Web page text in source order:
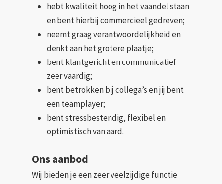
hebt kwaliteit hoog in het vaandel staan
en bent hierbij commercieel gedreven;
neemt graag verantwoordelijkheid en
denkt aan het grotere plaatje;
bent klantgericht en communicatief
zeer vaardig;
bent betrokken bij collega’s en jij bent
een teamplayer;
bent stressbestendig, flexibel en
optimistisch van aard.
Ons aanbod
Wij bieden je een zeer veelzijdige functie